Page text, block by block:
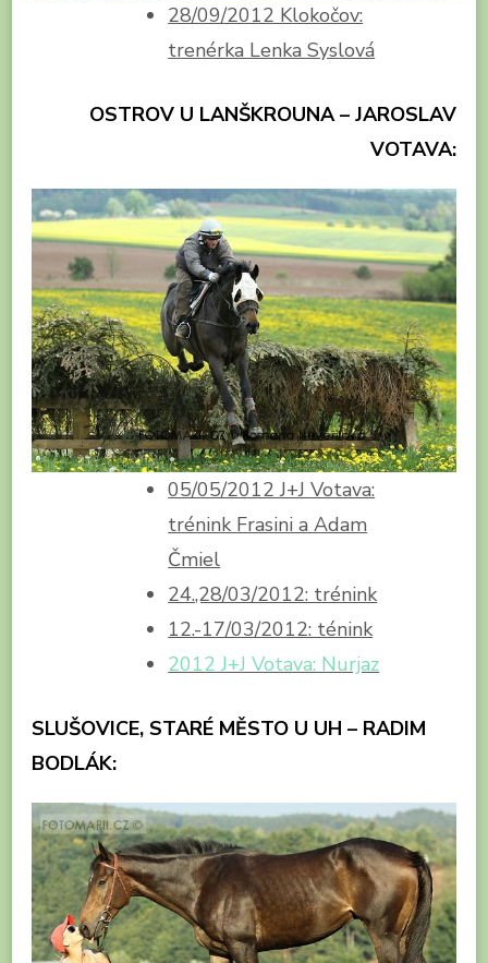
28/09/2012 Klokočov:
trenérka Lenka Syslová
OSTROV U LANŠKROUNA – JAROSLAV
VOTAVA:
05/05/2012 J+J Votava:
trénink Frasini a Adam
Čmiel
24.,28/03/2012: trénink
12.-17/03/2012: ténink
2012 J+J Votava: Nurjaz
SLUŠOVICE, STARÉ MĚSTO U UH – RADIM
BODLÁK: